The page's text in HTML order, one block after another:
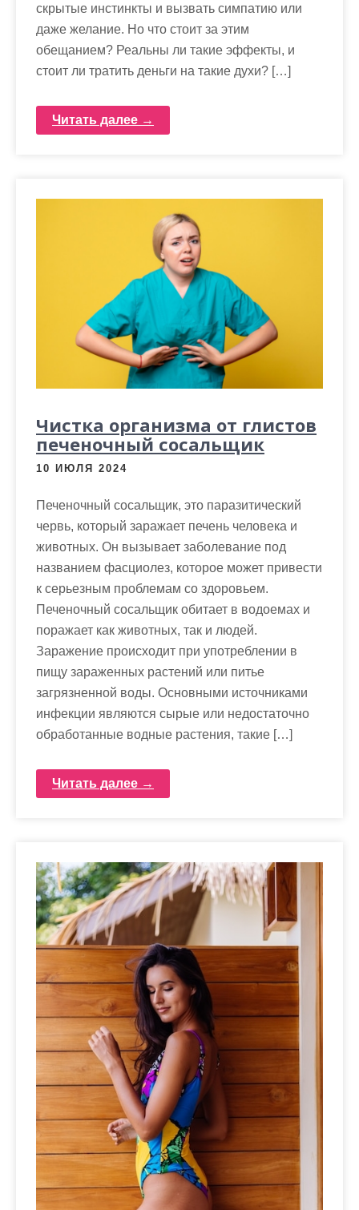
скрытые инстинкты и вызвать симпатию или
даже желание. Но что стоит за этим
обещанием? Реальны ли такие эффекты, и
стоит ли тратить деньги на такие духи? […]
Читать далее →
Чистка организма от глистов
печеночный сосальщик
10 ИЮЛЯ 2024
Печеночный сосальщик, это паразитический
червь, который заражает печень человека и
животных. Он вызывает заболевание под
названием фасциолез, которое может привести
к серьезным проблемам со здоровьем.
Печеночный сосальщик обитает в водоемах и
поражает как животных, так и людей.
Заражение происходит при употреблении в
пищу зараженных растений или питье
загрязненной воды. Основными источниками
инфекции являются сырые или недостаточно
обработанные водные растения, такие […]
Читать далее →